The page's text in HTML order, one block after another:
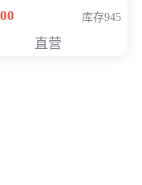
库存945
直营